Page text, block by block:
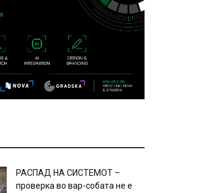
РАСПАД НА СИСТЕМОТ –
проверка во вар-собата не е